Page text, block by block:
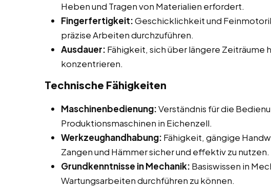
Heben und Tragen von Materialien erfordert.
Fingerfertigkeit:Geschicklichkeit und
präzise Arbeiten durchzuführen.
Ausdauer: Fähigkeit, sich über längere Zeiträume
konzentrieren.
Technische Fähigkeiten
Maschinenbedienung:Verständnis für die
Produktionsmaschinen in Eichenzell.
Werkzeughandhabung: Fähigkeit, gängige
Zangen und Hämmer sicher und effektiv zu nutzen.
Grundkenntnisse in Mechanik: Basiswissen in
Wartungsarbeiten durchführen zu können.